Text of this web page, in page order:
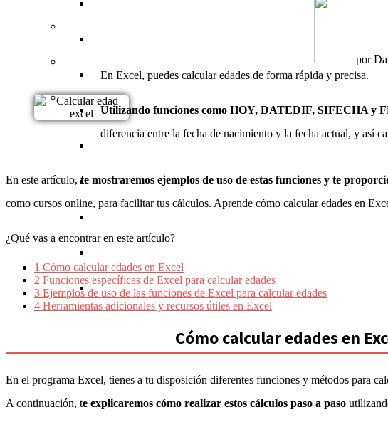
Sistemas operativos
Herramientas de Google
Diseño de moda
3D
Recursos humanos
Emprendimiento
Gestión empresarial
Criptomonedas
Inversiones
Profesorado (docentes)
Ingeniería
Ciencia
Salud
Fitness
Nutrición
Música
Música
Instrumentos musicales
Las Vegas
Los Ángeles
Miami
Utah
New York
por
En Excel, puedes calcular edades de forma rápida y precisa.
Utilizando funciones como HOY, DATEDIF, SIFECHA y
diferencia entre la fecha de nacimiento y la fecha actual, y así
En este artículo,te mostraremos ejemplos de uso de estas funciones y te
como cursos online, para facilitar tus cálculos. Aprende cómo calcular edades en
¿Qué vas a encontrar en este artículo?
1 Cómo calcular edades en Excel
2 Funciones específicas de Excel para calcular edades
3 Ejemplos de uso de las funciones de Excel para calcular edades
4 Herramientas adicionales y recursos útiles en Excel
Cómo calcular edades en
En el programa Excel, tienes a tu disposición diferentes funciones y métodos para
A continuación, te explicaremos cómo realizar estos cálculos paso a paso